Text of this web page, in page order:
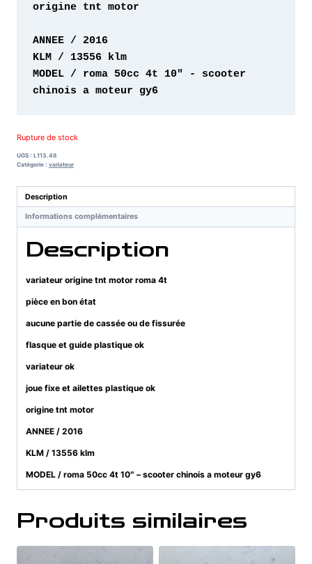
origine tnt motor
ANNEE / 2016
MODEL / roma 50cc 4t 10" - scooter
chinois a moteur gy6
Rupture de stock
UGS : L113.48
Catégorie : variateur
Description
Informations complémentaires
Description
variateur origine tnt motor roma 4t
pièce en bon état
aucune partie de cassée ou de fissurée
flasque et guide plastique ok
variateur ok
joue fixe et ailettes plastique ok
origine tnt motor
ANNEE / 2016
KLM / 13556 klm
MODEL / roma 50cc 4t 10″ – scooter chinois a moteur gy6
Produits similaires